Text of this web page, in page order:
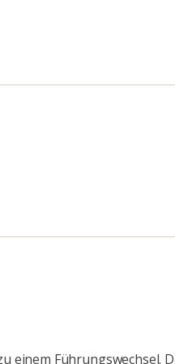
einem Führungswechsel.